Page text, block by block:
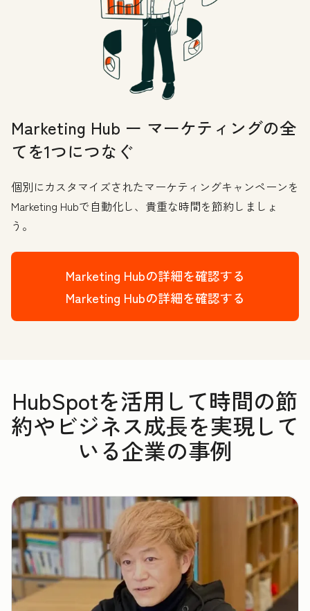
Marketing Hub ー マーケティングの全
てを1つにつなぐ
個別にカスタマイズされたマーケティングキャンペーンを
Marketing Hubで自動化し、貴重な時間を節約しましょ
う。
Marketing Hubの詳細を確認する
Marketing Hubの詳細を確認する
HubSpotを活用して時間の節
約やビジネス成長を実現して
いる企業の事例